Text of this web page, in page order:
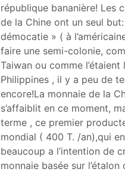
république bananière! Les
de la Chine ont un seul
démocatie » ( à
faire une semi-colonie,
Taiwan ou comme l’étaient
Philippines , il y a peu de
encore!La monnaie de la
s’affaiblit en ce moment,
terme , ce premier
mondial ( 400 T. /an),qui
beaucoup a l’intention de
monnaie basée sur l’étalon